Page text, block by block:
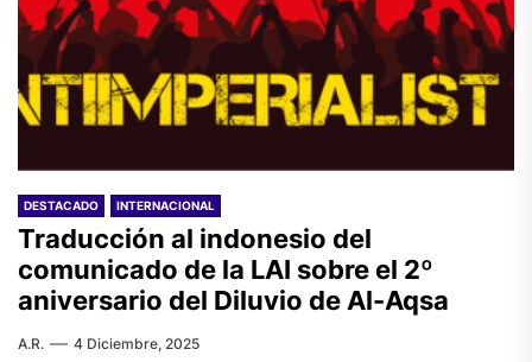
DESTACADO INTERNACIONAL
Traducción al indonesio del
comunicado de la LAI sobre el 2º
aniversario del Diluvio de Al-Aqsa
A.R. 4 Diciembre, 2025